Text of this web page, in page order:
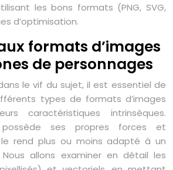
les bons formats (PNG, SVG,
d’optimisation.
formats d’images
de personnages
le vif du sujet, il est essentiel de
types de formats d’images
caractéristiques intrinsèques.
ses propres forces et
rend plus ou moins adapté à un
allons examiner en détail les